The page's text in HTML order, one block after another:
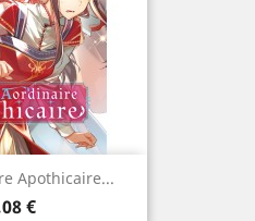
Apothicaire...
€